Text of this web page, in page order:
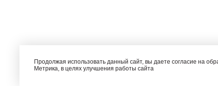
Продолжая использовать данный сайт, вы даете согласие на
Метрика, в целях улучшения работы сайта